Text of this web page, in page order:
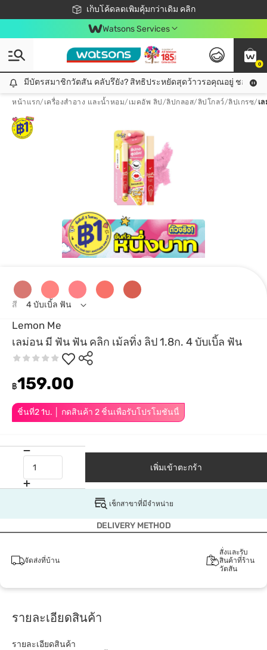
เก็บโค้ดลดเพิ่มคุ้มกว่าเดิม คลิก
ชอปออนไลน์ครั้งแรก ลดเพิ่มจุก ๆ 10%! 🎉
📦ส่งฟรี! เมื่อชอป 499฿
สมาชิกวัตสัน คลับดียังไง?
Watsons Services
0
มีบัตรสมาชิกวัตสัน คลับรึยัง? สิทธิประหยัดสุดว้าวรอคุณอยู่ ชอปคุ้มกว่าเดิม คลิก!
มีบัตรสมาชิกวัตสัน คลับรึยัง? สิทธิประหยัดสุดว้าวรอคุณอยู่ ชอปคุ้มก
หน้าแรก/ เครื่องสำอาง และน้ำหอม/ เมคอัพ ลิป /ลิปกลอส/ลิปโกลว์/ลิปเกรซ/ เ
Lemon Me
เลม่อน มี ฟัน ฟัน คลิก เม้ลทิ่ง ลิป 1.8ก. 4 บับเบิ้ล ฟัน
ชิ้นที่2 1บ. │ กดสินค้า 2 ชิ้นเพื่อรับโปรโมชันนี้
฿159.00
สี 4 บับเบิ้ล ฟัน
เพิ่มเข้าตะกร้า
เช็กสาขาที่มีจำหน่าย
DELIVERY METHOD
จัดส่งที่บ้าน
สั่งและรับ
สินค้าที่ร้าน
วัตสัน
รายละเอียดสินค้า
รายละเอียดสินค้า